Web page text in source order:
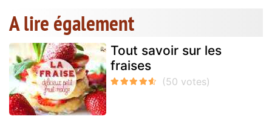
A lire également
Tout savoir sur les
fraises